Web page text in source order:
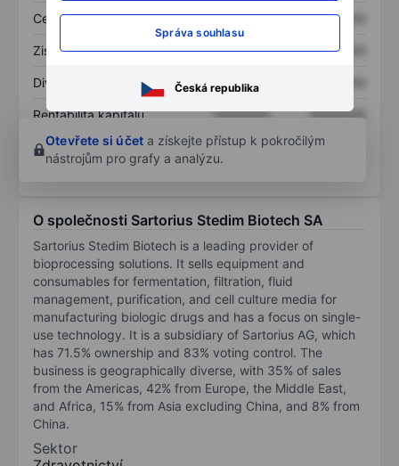
Správa souhlasu
Česká republika
Cena/tržby XXXXXXX XXXXXXX
Zisk na akcii XXXXXXX XXXXXXX
Dividenda na akcii XXXXXXX
Rentabilita kapitálu XXXXXXX
XXXXXXX
Otevřete si účet a získejte přístup k pokročilým
nástrojům pro grafy a analýzu.
O společnosti Sartorius Stedim Biotech SA
Sartorius Stedim Biotech is a leading provider of
bioprocessing solutions. It sells equipment and
consumables for fermentation, filtration, fluid
management, purification, and cell culture media for
manufacturing biologic drugs and has a focus on single-
use technology. It is a subsidiary of Sartorius AG, which
has 71.5% ownership and 83% voting control. The
business is geographically diverse, with 35% of sales
from the Americas, 42% from Europe, the Middle East,
and Africa, 15% from Asia excluding China, and 8% from
China.
Sektor